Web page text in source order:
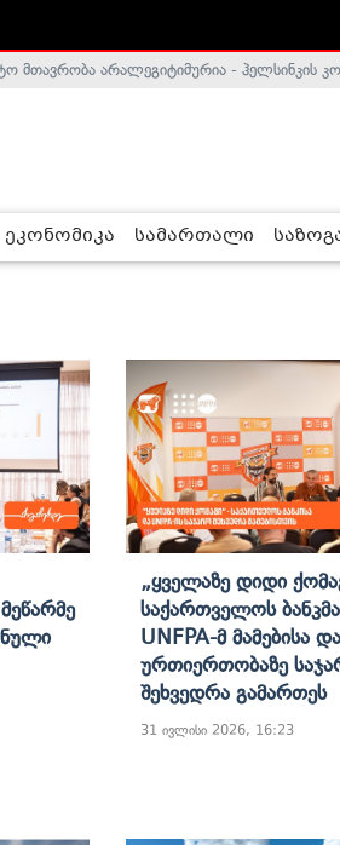
მთავრობა არალეგიტიმურია - ჰელსინკის
ეკონომიკა სამართალი
„ყველაზე Დიდი
Საქართველოს
UNFPA-Მ Მამებისა
Ურთიერთობაზე
Შეხვედრა Გამართეს
31 ივლისი 2026, 16:23